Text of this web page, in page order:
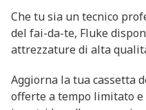
Che tu sia un tecnico
del fai-da-te, Fluke
attrezzature di alta
Aggiorna la tua cassetta
offerte a tempo limitato